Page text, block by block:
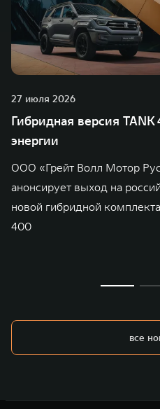
27 июля 2026
Гибридная версия TANK
энергии
ООО «Грейт Волл Мотор
анонсирует выход на
новой гибридной
400
все